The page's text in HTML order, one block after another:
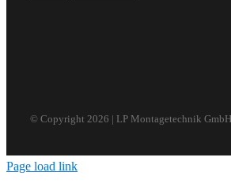
© Copyright 2026 | LP Montagetechnik
Page load link